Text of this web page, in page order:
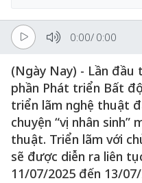
0:00/ 0:00
(Ngày Nay) - Lần đầu
phần Phát triển Bất
triển lãm nghệ thuật
chuyện “vị nhân sinh”
thuật. Triển lãm với
sẽ được diễn ra liên
11/07/2025 đến 13/